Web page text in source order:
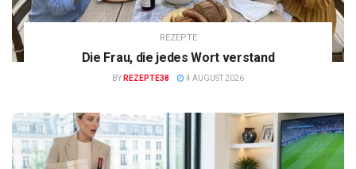
REZEPTE
Die Frau, die jedes Wort verstand
BY REZEPTE38 4 AUGUST 2026